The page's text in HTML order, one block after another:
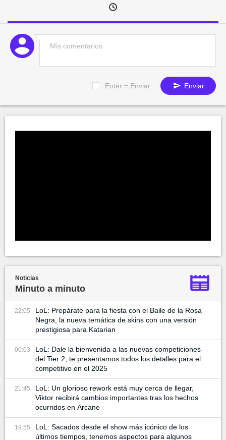
Enter = Enviar Enviar
Noticias
Minuto a minuto
22:05
LoL: Prepárate para la fiesta con el Baile de la Rosa
Negra, la nueva temática de skins con una versión
prestigiosa para Katarian
00:03
LoL: Dale la bienvenida a las nuevas competiciones
del Tier 2, te presentamos todos los detalles para el
competitivo en el 2025
21:45
LoL: Un glorioso rework está muy cerca de llegar,
Viktor recibirá cambios importantes tras los hechos
ocurridos en Arcane
19:55
LoL: Sacados desde el show más icónico de los
últimos tiempos, tenemos aspectos para algunos